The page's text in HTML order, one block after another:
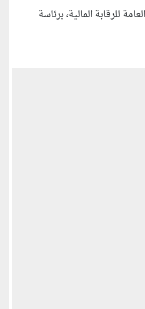
للرقابة المالية، برئاسة